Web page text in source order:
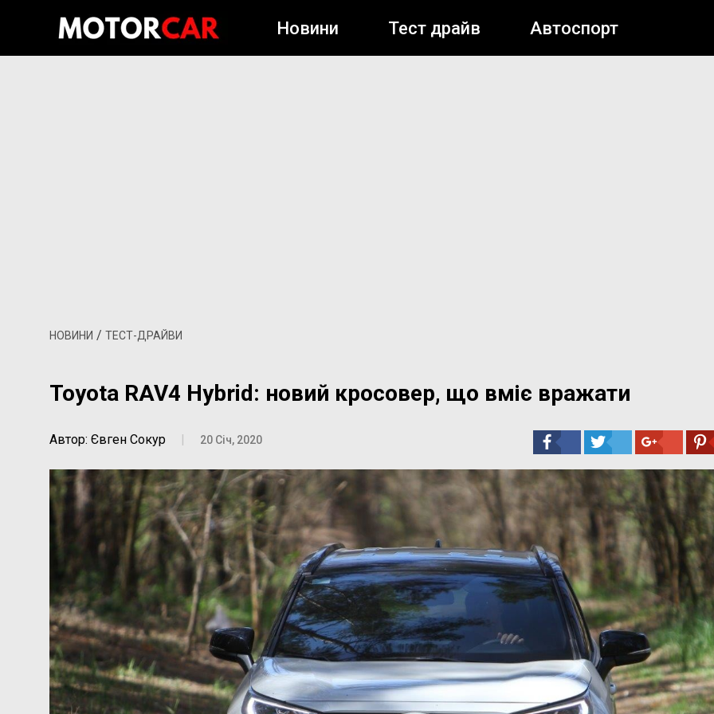
Новини Тест драйв Автоспорт
НОВИНИ / ТЕСТ-ДРАЙВИ
Toyota RAV4 Hybrid: новий кросовер, що вміє вражати
Автор: Євген Сокур | 20 Січ, 2020